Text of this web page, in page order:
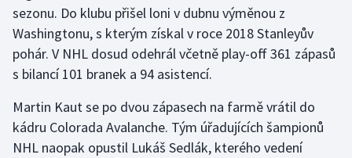
Házená
Jezdectví
Judo
Krasobruslení
sezonu. Do klubu přišel loni v dubnu výměnou z
Washingtonu, s kterým získal v roce 2018 Stanleyův
pohár. V NHL dosud odehrál včetně play-off 361 zápasů
s bilancí 101 branek a 94 asistencí.
Martin Kaut se po dvou zápasech na farmě vrátil do
kádru Colorada Avalanche. Tým úřadujících šampionů
NHL naopak opustil Lukáš Sedlák, kterého vedení